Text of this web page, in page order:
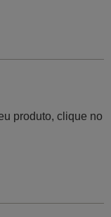
produto, clique no